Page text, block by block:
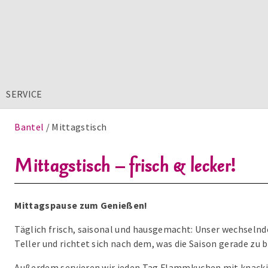
SERVICE
Bantel Mittagstisch
Mittagstisch – frisch & lecker!
Mittagspause zum Genießen!
Täglich frisch, saisonal und hausgemacht: Unser
Teller und richtet sich nach dem, was die Saison gerade zu